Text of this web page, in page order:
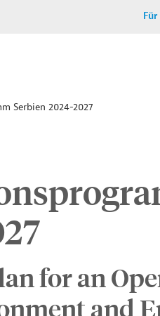
Serbien 2024-2027
for an
and